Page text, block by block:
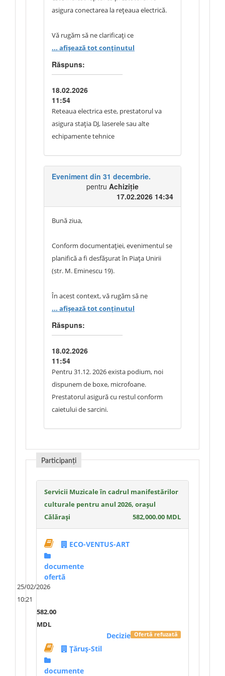
Vă mulțumim.
asigura conectarea la rețeaua electrică.
Vă rugăm să ne clarificați ce
echipamente urmează să fie conectate la
rețea (de exemplu: stația DJ, laserele sau
alte echipamente tehnice). De
vor exista și alte necesități de conectare
la rețeaua electrică în afara celor
menționate.
Mulțumim.
... afișează tot conținutul
Răspuns:
18.02.2026
11:54
Reteaua electrica este, prestatorul va
asigura stația DJ, laserele sau alte
echipamente tehnice
Eveniment din 31 decembrie.
pentru Achiziție
17.02.2026 14:34
Bună ziua,
Conform documentației, evenimentul se
planifică a fi desfășurat în Piața Unirii
(str. M. Eminescu 19).
În acest context, vă rugăm să ne
clarificați următoarele aspecte:
Va fi instalată o scenă în Piața Unirii sau
(podium/platformă) pentru DJ?
Cine este responsabil pentru asigurarea
echipamentului de sonorizare necesar
desfășurării programului artistic a DJ?
zonei DJ?
delimitată pentru DJ, astfel încât acesta
să își poată desfășura activitatea în
condiții corespunzătoare?
În cazul utilizării scenei sau a altor
montarea și demontarea acestora?
... afișează tot conținutul
Răspuns:
18.02.2026
11:54
Pentru 31.12. 2026 exista podium, noi
dispunem de boxe, microfoane.
Prestatorul asigură cu restul conform
caietului de sarcini.
Participanți
Servicii Muzicale în cadrul manifestărilor
culturale pentru anul 2026, orașul
Călărași
582,000.00 MDL
ECO-VENTUS-ART
documente
ofertă
25/02/2026
10:21
582.00
MDL
Ofertă refuzată
Decizie
Țăruș-Stil
documente